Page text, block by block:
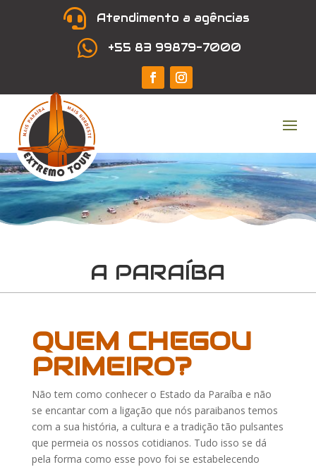
 Atendimento a agências
 +55 83 99879-7000
A PARAÍBA
QUEM CHEGOU
PRIMEIRO?
Não tem como conhecer o Estado da Paraíba e não
se encantar com a ligação que nós paraibanos temos
com a sua história, a cultura e a tradição tão pulsantes
que permeia os nossos cotidianos. Tudo isso se dá
pela forma como esse povo foi se estabelecendo